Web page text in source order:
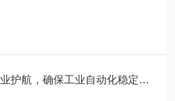
航，确保工业自动化稳定运行